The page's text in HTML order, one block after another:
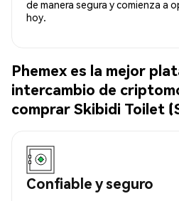
de manera segura y comienza a
hoy.
Phemex es la mejor
intercambio de
comprar Skibidi Toilet
Confiable y seguro